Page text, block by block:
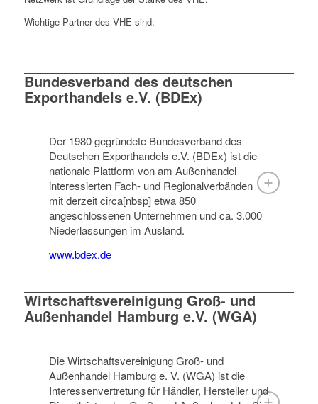
Wichtige Partner des VHE sind:
Bundesverband des deutschen
Exporthandels e.V. (BDEx)
Der 1980 gegründete Bundesverband des
Deutschen Exporthandels e.V. (BDEx) ist die
nationale Plattform von am Außenhandel
interessierten Fach- und Regionalverbänden
mit derzeit circa[nbsp] etwa 850
angeschlossenen Unternehmen und ca. 3.000
Niederlassungen im Ausland.
www.bdex.de
Wirtschaftsvereinigung Groß- und
Außenhandel Hamburg e.V. (WGA)
Die Wirtschaftsvereinigung Groß- und
Außenhandel Hamburg e. V. (WGA) ist die
Interessenvertretung für Händler, Hersteller und